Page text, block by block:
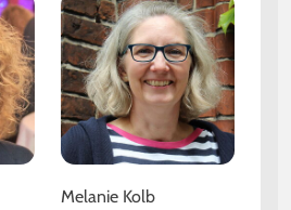
Melanie Kolb